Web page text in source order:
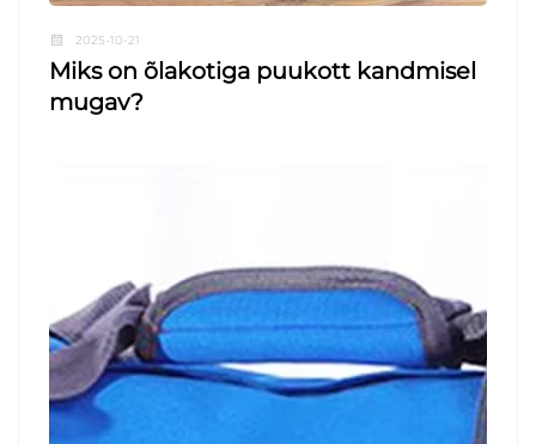
2025-10-21
Miks on õlakotiga puukott kandmisel
mugav?